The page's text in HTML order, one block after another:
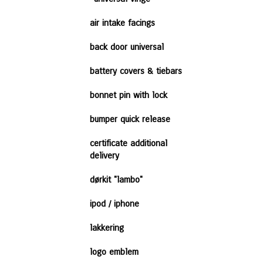
air intake facings
back door universal
battery covers & tiebars
bonnet pin with lock
bumper quick release
certificate additional
delivery
dørkit "lambo"
ipod / iphone
lakkering
logo emblem